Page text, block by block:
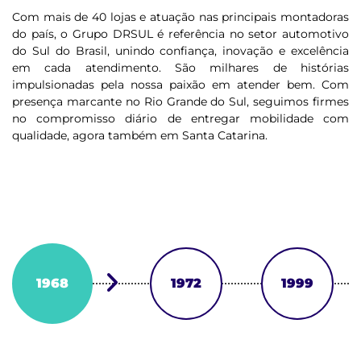
Com mais de 40 lojas e atuação nas principais montadoras
do país, o Grupo DRSUL é referência no setor automotivo
do Sul do Brasil, unindo confiança, inovação e excelência
em cada atendimento. São milhares de histórias
impulsionadas pela nossa paixão em atender bem. Com
presença marcante no Rio Grande do Sul, seguimos firmes
no compromisso diário de entregar mobilidade com
qualidade, agora também em Santa Catarina.
1968 1972 1999